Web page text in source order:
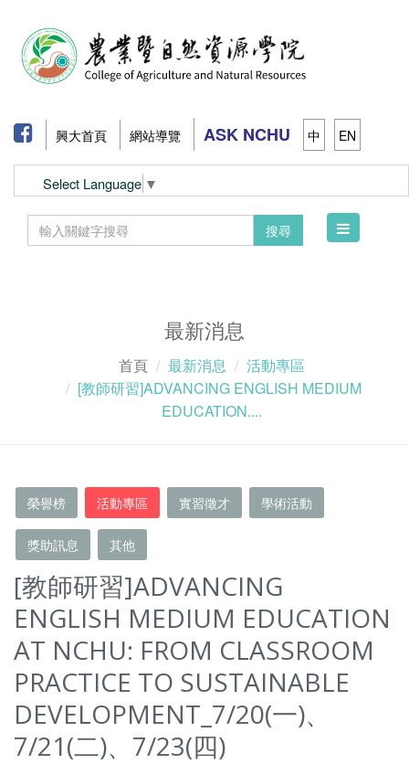
興大首頁 網站導覽 ASK NCHU 中 EN
Select Language ▼
搜尋
Toggle
最新消息
首頁 最新消息
活動專區
[教師研習]ADVANCING ENGLISH MEDIUM
EDUCATION....
榮譽榜 活動專區 實習徵才 學術活動
獎助訊息 其他
[教師研習]ADVANCING
ENGLISH MEDIUM EDUCATION
AT NCHU: FROM CLASSROOM
PRACTICE TO SUSTAINABLE
DEVELOPMENT_7/20(一)、
7/21(二)、7/23(四)